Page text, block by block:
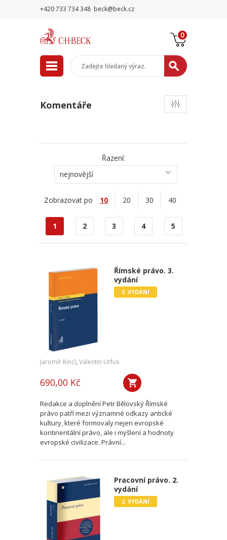
+420 733 734 348 beck@beck.cz
0
Komentáře
Řazení:
nejnovější
Zobrazovat po 10 20 30 40
1 2 3 4 5
Římské právo. 3.
vydání
3. VYDÁNÍ
Jaromír Kincl, Valentin Urfus
690,00 Kč
Redakce a doplnění Petr Bělovský Římské
právo patří mezi významné odkazy antické
kultury, které formovaly nejen evropské
kontinentální právo, ale i myšlení a hodnoty
evropské civilizace. Právní...
Pracovní právo. 2.
vydání
2. VYDÁNÍ